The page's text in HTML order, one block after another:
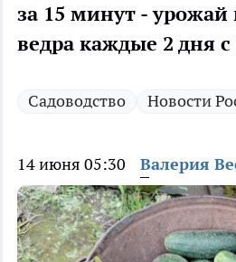
за 15 минут - урожай
ведра каждые 2 дня с
Садоводство Новости
14 июня 05:30 Валерия